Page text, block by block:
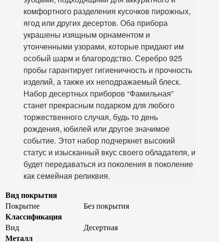
комфортного разделения кусочков пирожных,
ягод или других десертов. Оба прибора
украшены изящным орнаментом и
утонченными узорами, которые придают им
особый шарм и благородство. Серебро 925
пробы гарантирует гигиеничность и прочность
изделий, а также их неподражаемый блеск.
Набор десертных приборов “Фамильная”
станет прекрасным подарком для любого
торжественного случая, будь то день
рождения, юбилей или другое значимое
событие. Этот набор подчеркнет высокий
статус и изысканный вкус своего обладателя, и
будет передаваться из поколения в поколение
как семейная реликвия.
Вид покрытия
Покрытие
Без покрытия
Классификация
Вид
Десертная
Металл